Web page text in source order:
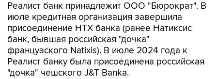
Реалист банк принадлежит ООО "Бюрократ". В
июле кредитная организация завершила
присоединение НТХ банка (ранее Натиксис
банк, бывшая российская "дочка"
французского Natixis). В июле 2024 года к
Реалист банку была присоединена российская
"дочка" чешского J&T Banka.